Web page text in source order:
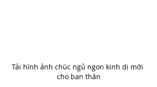
Tải hình ảnh chúc ngủ ngon kinh dị mới
cho bạn thân